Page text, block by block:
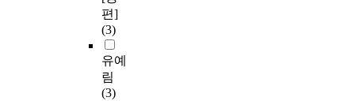
편]
(3)
유예
림
(3)